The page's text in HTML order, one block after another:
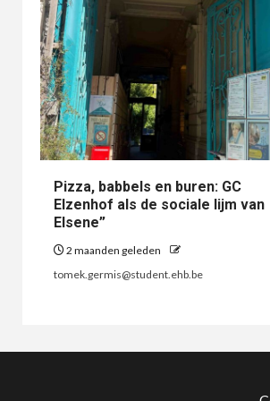
Pizza, babbels en buren: GC
Elzenhof als de sociale lijm van
Elsene”
2 maanden geleden
tomek.germis@student.ehb.be